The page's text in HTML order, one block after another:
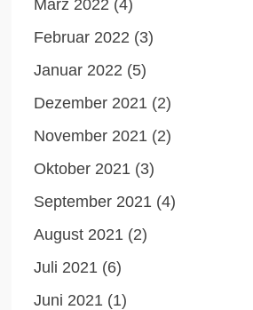
März 2022 (4)
Februar 2022 (3)
Januar 2022 (5)
Dezember 2021 (2)
November 2021 (2)
Oktober 2021 (3)
September 2021 (4)
August 2021 (2)
Juli 2021 (6)
Juni 2021 (1)